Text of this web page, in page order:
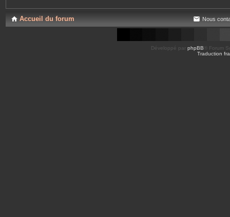
Accueil du forum Nous
Développé par phpBB ® Forum
Traduction